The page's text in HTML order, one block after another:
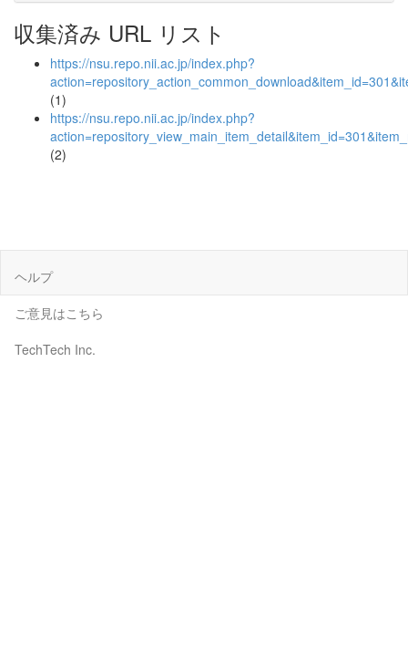
収集済み URL リスト
https://nsu.repo.nii.ac.jp/index.php?
(1)
https://nsu.repo.nii.ac.jp/index.php?
(2)
ヘルプ
ご意見はこちら
TechTech Inc.